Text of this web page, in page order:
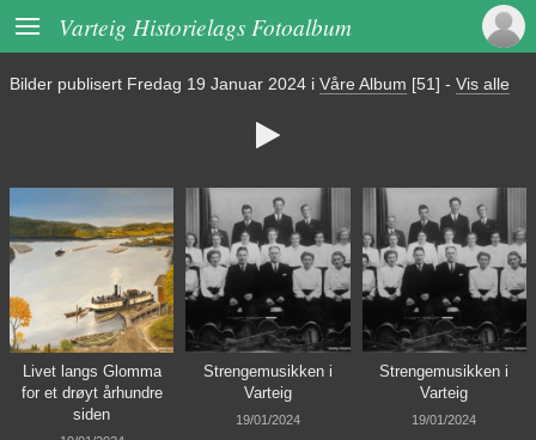
 Varteig Historielags Fotoalbum
Bilder publisert Fredag 19 Januar 2024 i Våre Album [51] - Vis alle

Livet langs Glomma
for et drøyt århundre
siden
Strengemusikken i
Varteig
19/01/2024
Strengemusikken i
Varteig
19/01/2024